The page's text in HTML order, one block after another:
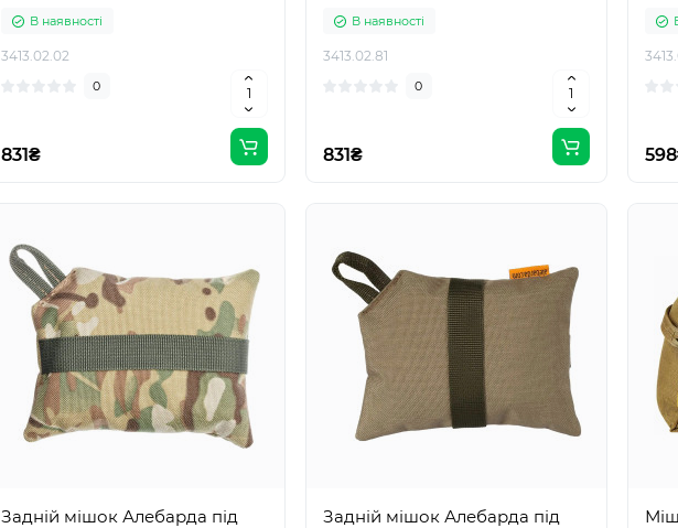
В наявності
3413.02.02
0
831₴
В наявності
3413.02.81
0
831₴
Задній мішок Алебарда під
Задній мішок Алебарда під